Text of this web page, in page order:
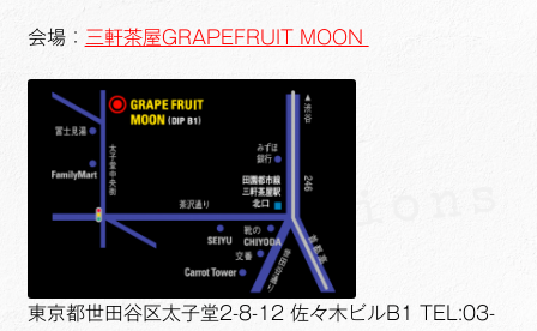
会場： 三軒茶屋GRAPEFRUIT MOON
東京都世田谷区太子堂2-8-12 佐々木ビルB1 TEL:03-